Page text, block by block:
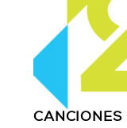
CANCIONES